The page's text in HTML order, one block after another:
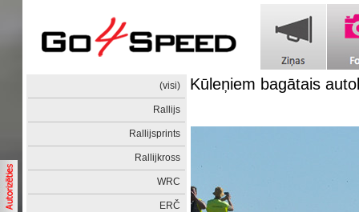
(visi)
Rallijs
Rallijsprints
Rallijkross
WRC
ERČ
Kūleņiem bagātais